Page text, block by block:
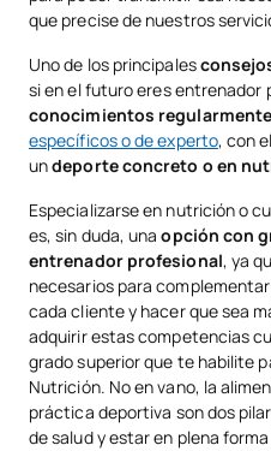
que precise de nuestros
Uno de los principales
si en el futuro eres entrenador
conocimientos regularmente
específicos o de experto, con
undeporte concreto o en
Especializarse en nutrición o
es, sin duda, unaopción con
entrenador profesional, ya
necesarios para
cada cliente y hacer que sea
adquirir estas competencias
grado superior que te habilite
Nutrición. No en vano, la
práctica deportiva son dos
de salud y estar en plena